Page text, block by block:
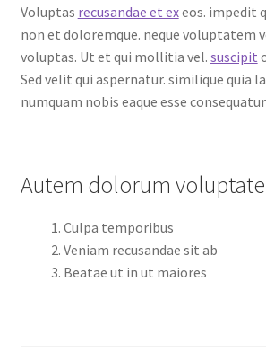
Voluptas recusandae et exeos. impedit
non et doloremque. neque voluptatem
voluptas. Ut et qui mollitia vel. suscipit
Sed velit qui aspernatur. similique quia
numquam nobis eaque esse
Autem dolorum
Culpa temporibus
Veniam recusandae sit ab
Beatae ut in ut maiores